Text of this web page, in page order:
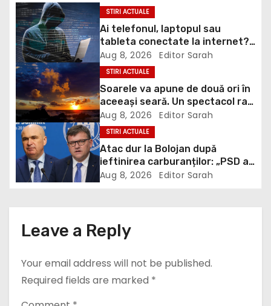
n
a
v
i
g
a
t
n
STIRI ACTUALE
Ai telefonul, laptopul sau
tableta conectate la internet?
DNSC avertizează asupra unui
risc pe care mulți utilizatori îl
ignoră
Aug 8, 2026 Editor Sarah
STIRI ACTUALE
Soarele va apune de două ori în
aceeași seară. Un spectacol rar
va întrerupe liniștea unui sat
din Europa
Aug 8, 2026 Editor Sarah
STIRI ACTUALE
Atac dur la Bolojan după
ieftinirea carburanților: „PSD a
scris legea. Dumneavoastră ați
Aug 8, 2026 Editor Sarah
Leave a Reply
Your email address will not be published.
Required fields are marked *